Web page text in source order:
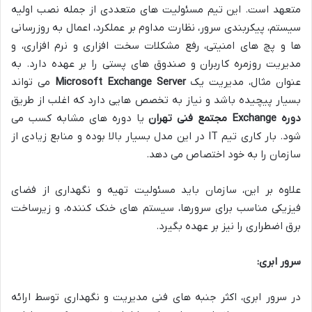
متعهد است. این تیم مسئولیت های متعددی از جمله نصب اولیه
سیستم، پیکربندی سرور، نظارت مداوم بر عملکرد، اعمال به روزرسانی
ها و پچ های امنیتی، رفع مشکلات سخت افزاری و نرم افزاری، و
مدیریت روزمره کاربران و صندوق های پستی را بر عهده دارد. به
عنوان مثال، مدیریت یکMicrosoft Exchange Server می تواند
بسیار پیچیده باشد و نیاز به تخصص هایی دارد که اغلب از طریق
دوره Exchange مجتمع فنی تهران
یا دوره های مشابه کسب می
شود. بار کاری تیم IT در این مدل بسیار بالا بوده و منابع زیادی از
سازمان را به خود اختصاص می دهد.
علاوه بر این، سازمان باید مسئولیت تهیه و نگهداری از فضای
فیزیکی مناسب برای سرورها، سیستم های خنک کننده، و زیرساخت
برق اضطراری را نیز بر عهده بگیرد.
سرور ابری:
در سرور ابری، اکثر جنبه های فنی مدیریت و نگهداری توسط ارائه